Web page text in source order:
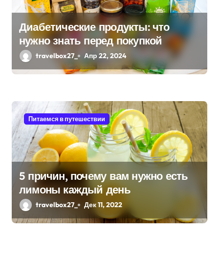
Диабетические продукты: что
нужно знать перед покупкой
travelbox27_ Апр 22, 2024
Питаемся в путешествии
5 причин, почему вам нужно есть
лимоны каждый день
travelbox27_ Дек 11, 2022